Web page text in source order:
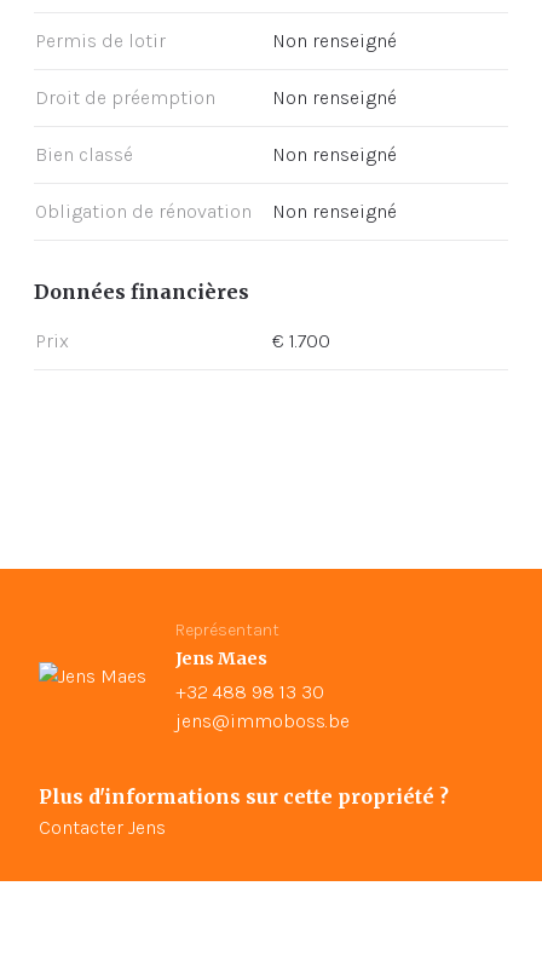
Permis de lotir Non renseigné
Droit de préemption Non renseigné
Bien classé Non renseigné
Obligation de rénovation Non renseigné
Données financières
Prix € 1.700
Représentant
Jens Maes
+32 488 98 13 30
jens@immoboss.be
Plus d'informations sur cette propriété ?
Contacter Jens